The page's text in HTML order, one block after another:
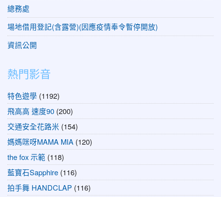
總務處
場地借用登記(含露營)(因應疫情奉令暫停開放)
資訊公開
熱門影音
特色遊學 (1192)
飛高高 速度90 (200)
交通安全花路米 (154)
媽媽咪呀MAMA MIA (120)
the fox 示範 (118)
藍寶石Sapphire (116)
拍手舞 HANDCLAP (116)